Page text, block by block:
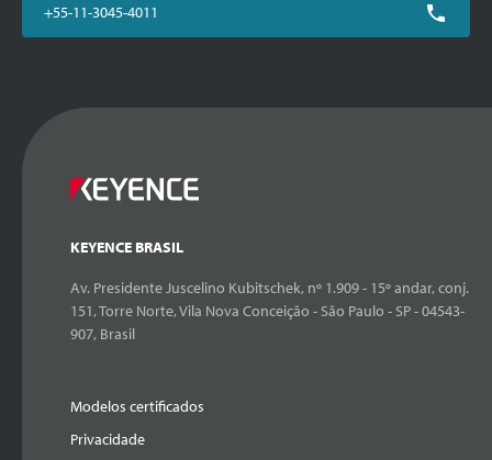
+55-11-3045-4011
KEYENCE BRASIL
Av. Presidente Juscelino Kubitschek, nº 1.909 - 15º andar, conj.
151, Torre Norte, Vila Nova Conceição - São Paulo - SP - 04543-
907, Brasil
Modelos certificados
Privacidade